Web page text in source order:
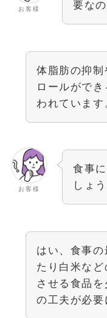
お客様
要な
体脂肪の抑制
ロールがで
われています
お客様
食事
しょ
はい、食事
たり白米な
させる食品
の工夫が必要